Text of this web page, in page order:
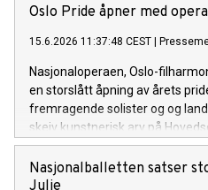
Oslo Pride åpner med opera
15.6.2026 11:37:48 CEST |
Nasjonaloperaen, Oslo-
en storslått åpning av årets
fremragende solister og og
skeiv kunstnerisk arv på
Nasjonalballetten satser
Julie